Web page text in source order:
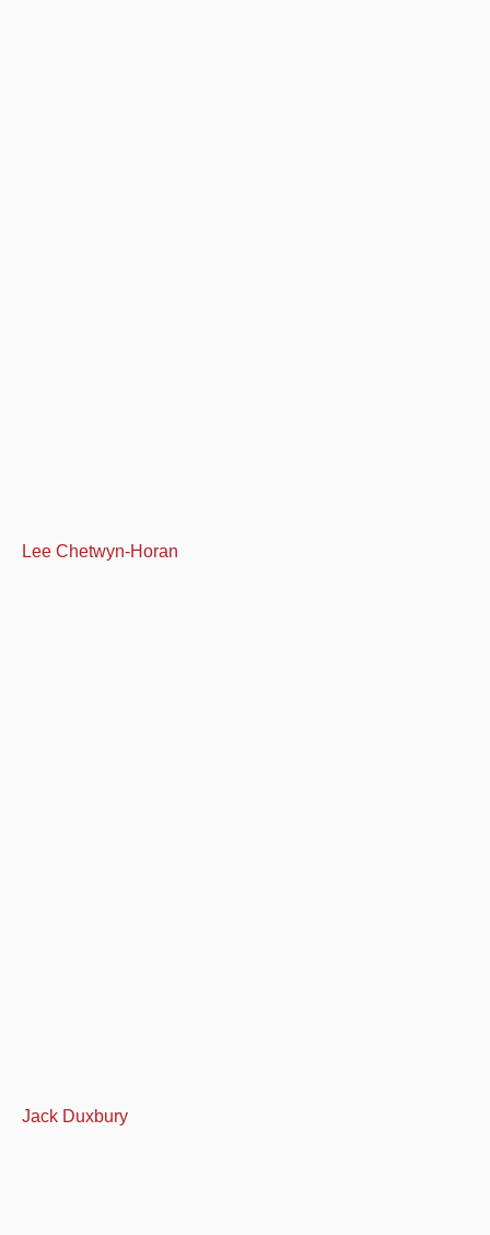
Lee Chetwyn-Horan
Jack Duxbury